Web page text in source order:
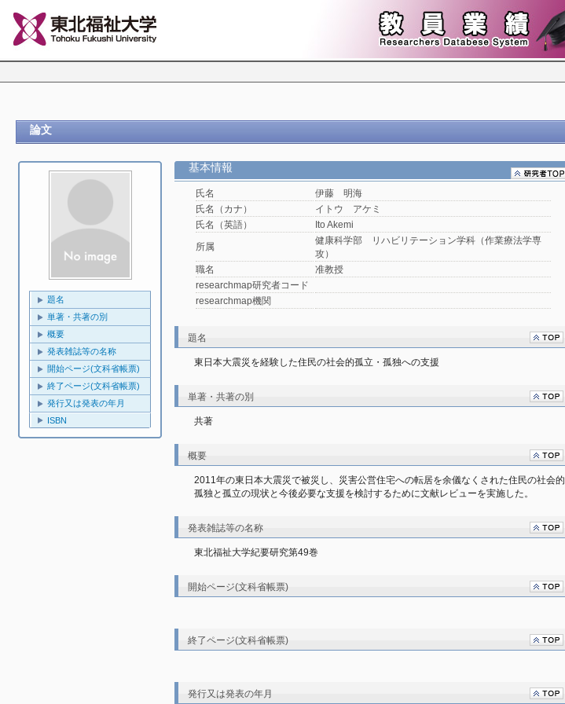
論文
題名
単著・共著の別
概要
発表雑誌等の名称
開始ページ(文科省帳票)
終了ページ(文科省帳票)
発行又は発表の年月
ISBN
基本情報
氏名
伊藤 明海
氏名（カナ）
イトウ アケミ
氏名（英語）
Ito Akemi
所属
健康科学部 リハビリテーション学科（作業療法学専
攻）
職名
准教授
researchmap研究者コード
researchmap機関
題名
東日本大震災を経験した住民の社会的孤立・孤独への支援
単著・共著の別
共著
概要
2011年の東日本大震災で被災し、災害公営住宅への転居を余儀なくされた住民の社会的
孤独と孤立の現状と今後必要な支援を検討するために文献レビューを実施した。
発表雑誌等の名称
東北福祉大学紀要研究第49巻
開始ページ(文科省帳票)
終了ページ(文科省帳票)
発行又は発表の年月